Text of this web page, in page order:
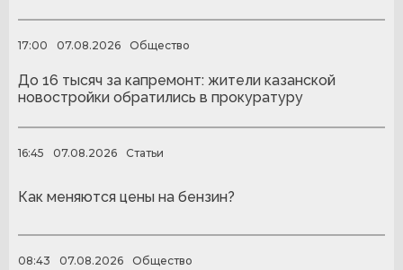
17:00 07.08.2026 Общество
До 16 тысяч за капремонт: жители казанской
новостройки обратились в прокуратуру
16:45 07.08.2026 Статьи
Как меняются цены на бензин?
08:43 07.08.2026 Общество